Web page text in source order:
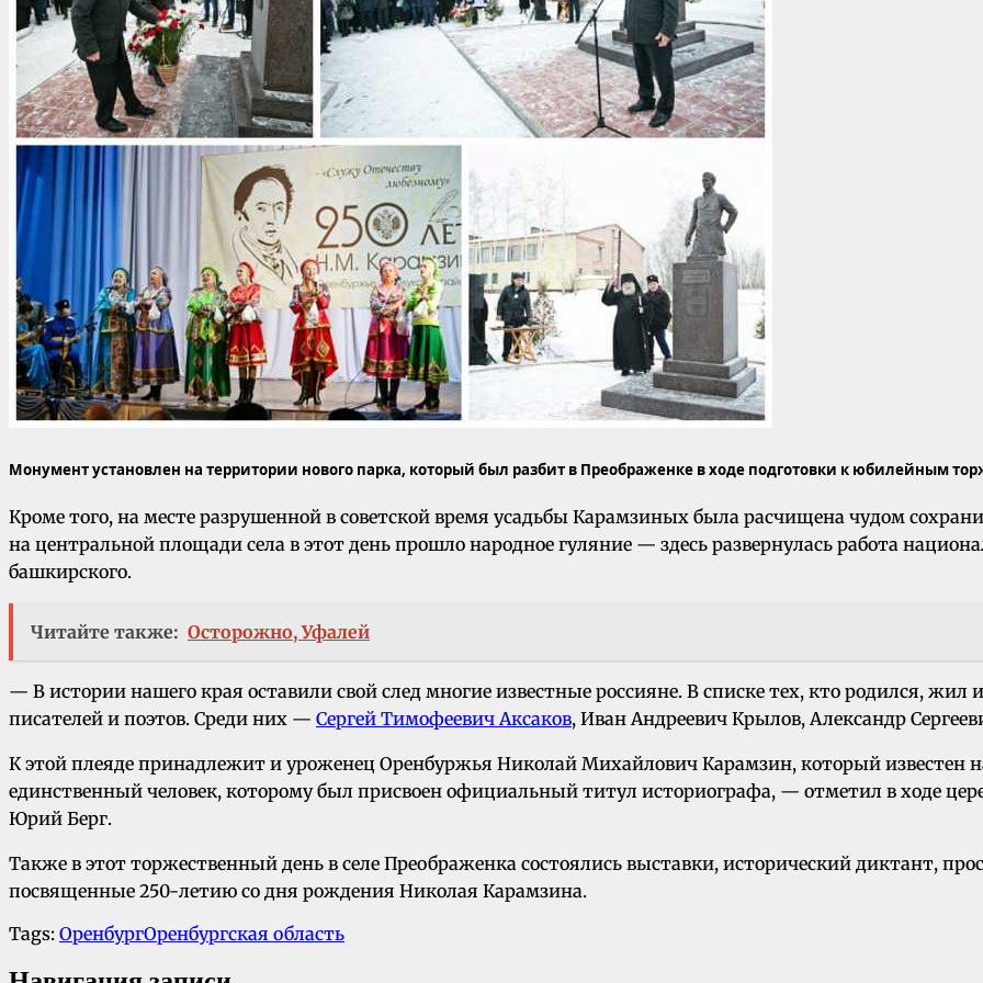
Монумент установлен на территории нового парка, который был разбит в Преображенке в ходе подготовки к юбилейным
Кроме того, на месте разрушенной в советской время усадьбы Карамзиных была расчищена чудом
на центральной площади села в этот день прошло народное гуляние — здесь развернулась работа
башкирского.
Читайте также: Осторожно, Уфалей
— В истории нашего края оставили свой след многие известные россияне. В списке тех, кто родился,
писателей и поэтов. Среди них — Сергей Тимофеевич Аксаков, Иван Андреевич Крылов, Александр
К этой плеяде принадлежит и уроженец Оренбуржья Николай Михайлович Карамзин, который известен
единственный человек, которому был присвоен официальный титул историографа, — отметил в ходе
Юрий Берг.
Также в этот торжественный день в селе Преображенка состоялись выставки, исторический диктант,
посвященные 250-летию со дня рождения Николая Карамзина.
Tags: ОренбургОренбургская область